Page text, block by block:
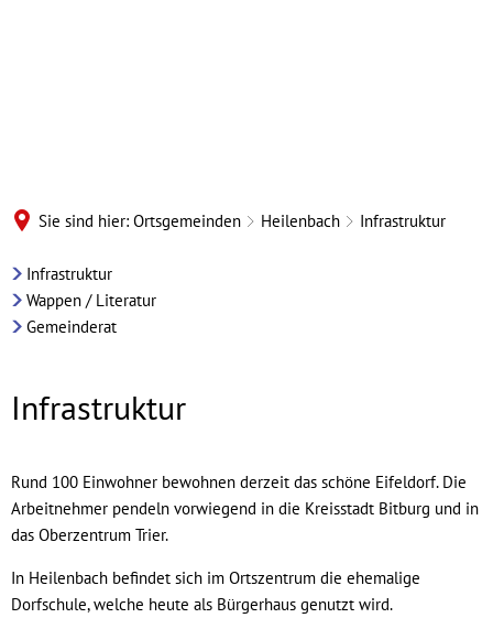
Sie sind hier: Ortsgemeinden Heilenbach Infrastruktur
Heilenbach
Infrastruktur
Wappen / Literatur
Gemeinderat
Infrastruktur
Rund 100 Einwohner bewohnen derzeit das schöne Eifeldorf. Die
Arbeitnehmer pendeln vorwiegend in die Kreisstadt Bitburg und in
das Oberzentrum Trier.
In Heilenbach befindet sich im Ortszentrum die ehemalige
Dorfschule, welche heute als Bürgerhaus genutzt wird.